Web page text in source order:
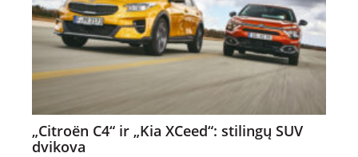
„Citroën C4“ ir „Kia XCeed“: stilingų SUV
dvikova